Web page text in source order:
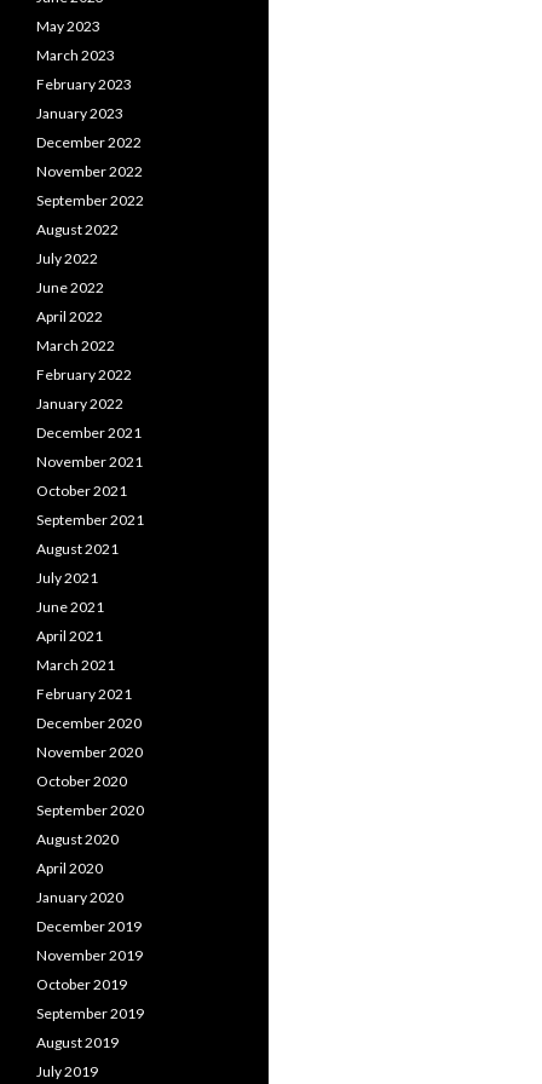
May 2023
March 2023
February 2023
January 2023
December 2022
November 2022
September 2022
August 2022
July 2022
June 2022
April 2022
March 2022
February 2022
January 2022
December 2021
November 2021
October 2021
September 2021
August 2021
July 2021
June 2021
April 2021
March 2021
February 2021
December 2020
November 2020
October 2020
September 2020
August 2020
April 2020
January 2020
December 2019
November 2019
October 2019
September 2019
August 2019
July 2019